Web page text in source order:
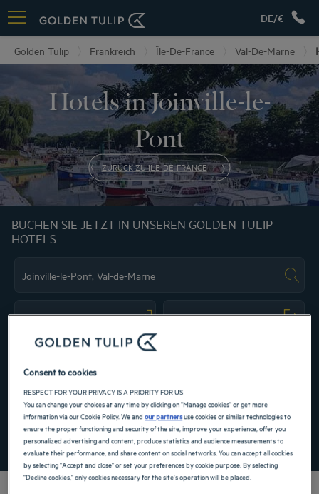
DE/€
Golden Tulip Frankreich Île-De-France Val-De-Marne
Hotels in Joinville-le-
Pont
ZURÜCK ZU ILE-DE-FRANCE
BUCHEN SIE JETZT IN UNSEREN GOLDEN TULIP
HOTELS
Navigate forward to interact with the calendar and select a date. Press the
FINDEN SIE EIN HOTEL
Spezialcode hinzufügen
Consent to cookies
RESPECT FOR YOUR PRIVACY IS A PRIORITY FOR US
You can change your choices at any time by clicking on "Manage cookies" or get more
information via our Cookie Policy. We andour partnersuse cookies or similar technologies to
ensure the proper functioning and security of the site, improve your experience, offer you
personalized advertising and content, produce statistics and audience measurements to
evaluate their performance, and share content on social networks. You can accept all cookies
by selecting "Accept and close" or set your preferences by cookie purpose. By selecting
"Decline cookies," only cookies necessary for the site's operation will be placed.